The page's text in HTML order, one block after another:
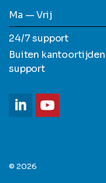
Ma — Vrij
24/7 support
Buiten
support
© 2026